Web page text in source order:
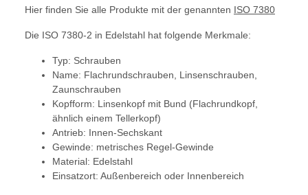
Hier finden Sie alle Produkte mit der genannten ISO 7380
Die ISO 7380-2 in Edelstahl hat folgende Merkmale:
Typ: Schrauben
Name: Flachrundschrauben, Linsenschrauben,
Zaunschrauben
Kopfform: Linsenkopf mit Bund (Flachrundkopf,
ähnlich einem Tellerkopf)
Antrieb: Innen-Sechskant
Gewinde: metrisches Regel-Gewinde
Material: Edelstahl
Einsatzort: Außenbereich oder Innenbereich